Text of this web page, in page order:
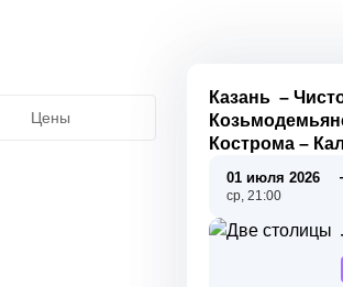
Цены
Казань –
Кострома –
01 июля 2026
ср, 21:00